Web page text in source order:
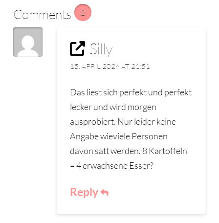
Comments 2
Silly
15. APRIL 2026 AT 21:51
Das liest sich perfekt und perfekt
lecker und wird morgen
ausprobiert. Nur leider keine
Angabe wieviele Personen
davon satt werden. 8 Kartoffeln
= 4 erwachsene Esser?
Reply